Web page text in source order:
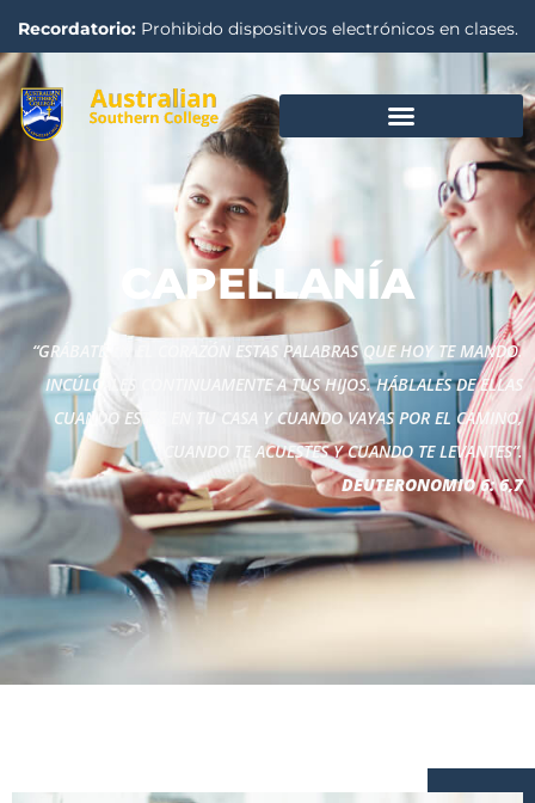
Recordatorio:Prohibido dispositivos electrónicos en clases.
CAPELLANÍA
“GRÁBATE EN EL CORAZÓN ESTAS PALABRAS QUE HOY TE MANDO.
INCÚLCALES CONTINUAMENTE A TUS HIJOS. HÁBLALES DE ELLAS
CUANDO ESTÉS EN TU CASA Y CUANDO VAYAS POR EL CAMINO,
CUANDO TE ACUESTES Y CUANDO TE LEVANTES”.
DEUTERONOMIO 6: 6,7